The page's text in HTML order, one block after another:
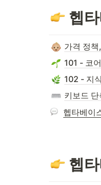
헵
가격 정
101 - 코
102 - 지
키보드 단
헵타베이
헵